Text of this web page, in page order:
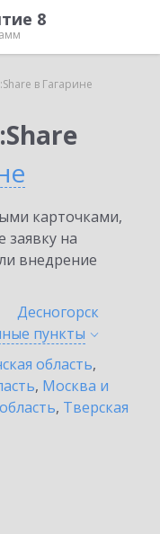
8
в Гагарине
карточками,
заявку на
внедрение
Десногорск
пункты
область,
, Москва и
, Тверская